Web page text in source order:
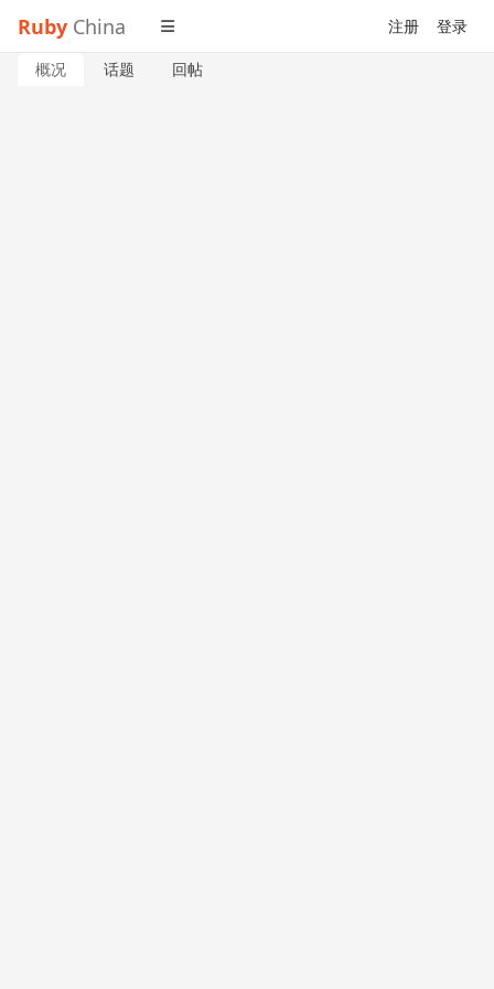
Ruby China 注册 登录
概况 话题 回帖